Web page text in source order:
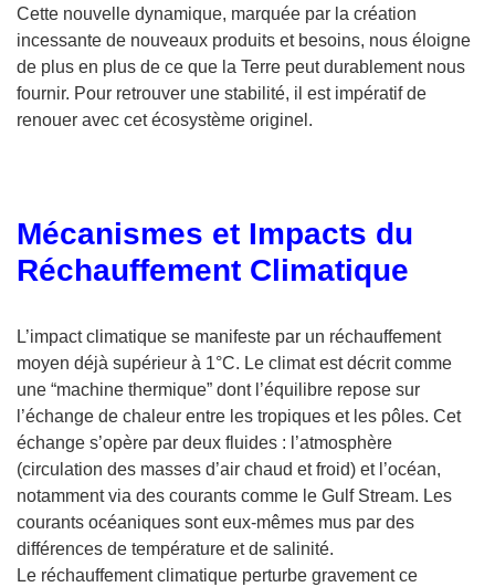
Cette nouvelle dynamique, marquée par la création
incessante de nouveaux produits et besoins, nous éloigne
de plus en plus de ce que la Terre peut durablement nous
fournir. Pour retrouver une stabilité, il est impératif de
renouer avec cet écosystème originel.
Mécanismes et Impacts du
Réchauffement Climatique
L’impact climatique se manifeste par un réchauffement
moyen déjà supérieur à 1°C. Le climat est décrit comme
une “machine thermique” dont l’équilibre repose sur
l’échange de chaleur entre les tropiques et les pôles. Cet
échange s’opère par deux fluides : l’atmosphère
(circulation des masses d’air chaud et froid) et l’océan,
notamment via des courants comme le Gulf Stream. Les
courants océaniques sont eux-mêmes mus par des
différences de température et de salinité.
Le réchauffement climatique perturbe gravement ce